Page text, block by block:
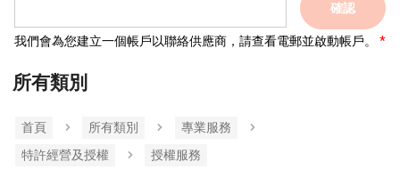
確認
我們會為您建立一個帳戶以聯絡供應商，請查看電郵並啟動帳戶。
所有類別
首頁 所有類別
專業服務
特許經營及授權
授權服務